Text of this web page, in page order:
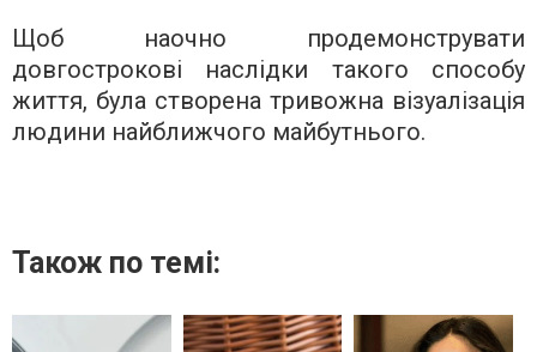
Щоб наочно продемонструвати
довгострокові наслідки такого способу
життя, була створена тривожна візуалізація
людини найближчого майбутнього.
Також по темі: